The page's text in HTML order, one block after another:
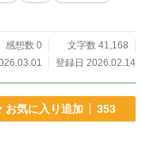
感想数 0
文字数 41,168
登録日 2026.02.14
お気に入り追加 353